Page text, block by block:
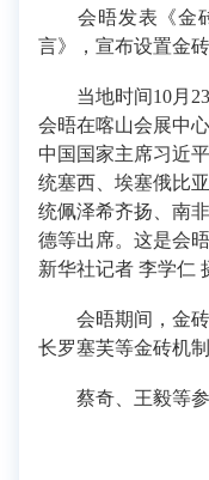
会晤发表《金砖
言》，宣布设置金砖
当地时间10月23
会晤在喀山会展中
中国国家主席习近
统塞西、埃塞俄比
统佩泽希齐扬、南
德等出席。这是会
新华社记者 李学仁
会晤期间，金砖
长罗塞芙等金砖机
蔡奇、王毅等参